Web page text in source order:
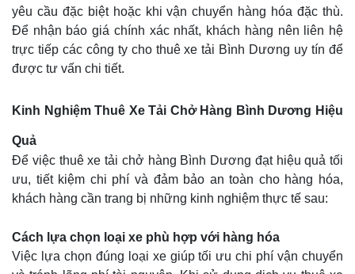
yêu cầu đặc biệt hoặc khi vận chuyển hàng hóa đặc thù.
Để nhận báo giá chính xác nhất, khách hàng nên liên hệ
trực tiếp các công ty cho thuê xe tải Bình Dương uy tín để
được tư vấn chi tiết.
Kinh Nghiệm Thuê Xe Tải Chở Hàng Bình Dương Hiệu
Quả
Để việc thuê xe tải chở hàng Bình Dương đạt hiệu quả tối
ưu, tiết kiệm chi phí và đảm bảo an toàn cho hàng hóa,
khách hàng cần trang bị những kinh nghiệm thực tế sau:
Cách lựa chọn loại xe phù hợp với hàng hóa
Việc lựa chọn đúng loại xe giúp tối ưu chi phí vận chuyển